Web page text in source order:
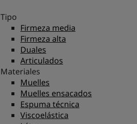
Tipo
Firmeza media
Firmeza alta
Duales
Articulados
Materiales
Muelles
Muelles ensacados
Espuma técnica
Viscoelástica